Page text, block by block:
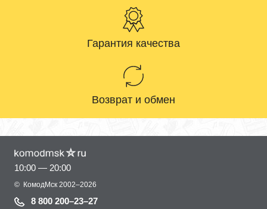
Гарантия качества
Возврат и обмен
10:00 — 20:00
© КомодМск 2002–2026
8 800 200–23–27